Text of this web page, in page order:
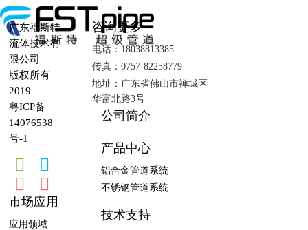
广东福斯特
流体技术有
限公司
版权所有
2019
粤ICP备
14076538
号-1
咨询更多
电话：18038813385
传真：0757-82258779
地址：广东省佛山市禅城区
华富北路3号
公司简介
产品中心
铝合金管道系统
不锈钢管道系统
市场应用
应用领域
技术支持